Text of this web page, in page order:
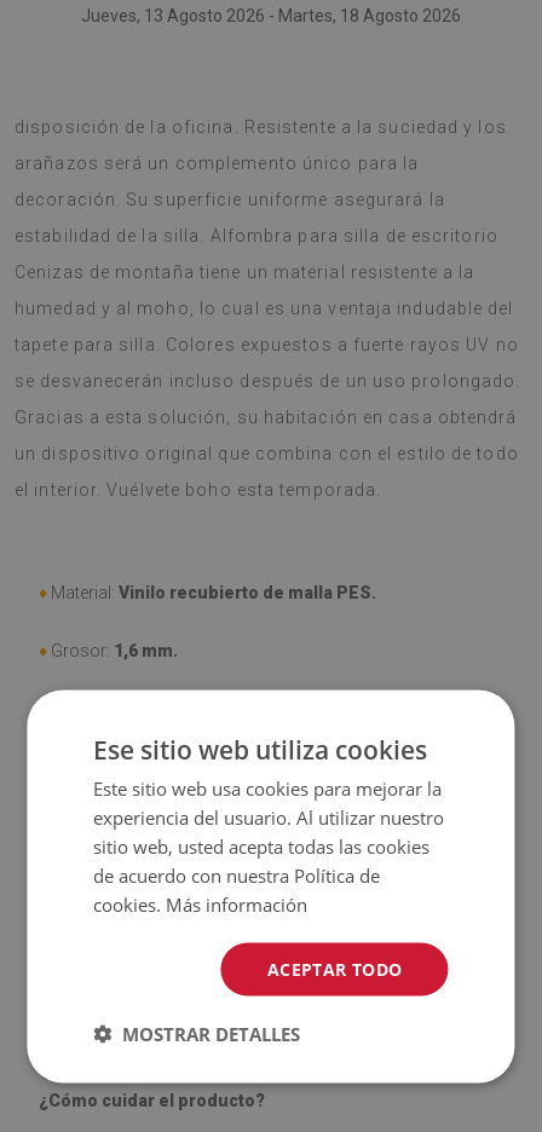
Jueves, 13 Agosto 2026 - Martes, 18 Agosto 2026
disposición de la oficina. Resistente a la suciedad y los
arañazos será un complemento único para la
decoración. Su superficie uniforme asegurará la
estabilidad de la silla. Alfombra para silla de escritorio
Cenizas de montaña tiene un material resistente a la
humedad y al moho, lo cual es una ventaja indudable del
tapete para silla. Colores expuestos a fuerte rayos UV no
se desvanecerán incluso después de un uso prolongado.
Gracias a esta solución, su habitación en casa obtendrá
un dispositivo original que combina con el estilo de todo
el interior. Vuélvete boho esta temporada.
♦ Material: Vinilo recubierto de malla PES.
♦ Grosor: 1,6 mm.
El producto fácil de limpiar, resistente a las manchas y al
Tenga en cuenta que los daños causados por el uso
debido al paso del tiempo (por ejemplo, abrasión) no son
¿Cómo cuidar el producto?
Ese sitio web utiliza cookies
Este sitio web usa cookies para mejorar la
experiencia del usuario. Al utilizar nuestro
sitio web, usted acepta todas las cookies
de acuerdo con nuestra Política de
cookies. Más información
ACEPTAR TODO
MOSTRAR DETALLES